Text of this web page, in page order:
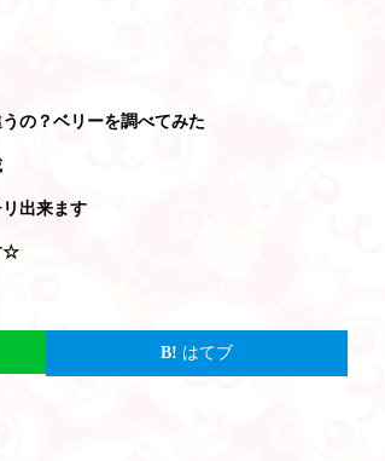
の？ベリーを調べてみた
出来ます
☆
はてブ